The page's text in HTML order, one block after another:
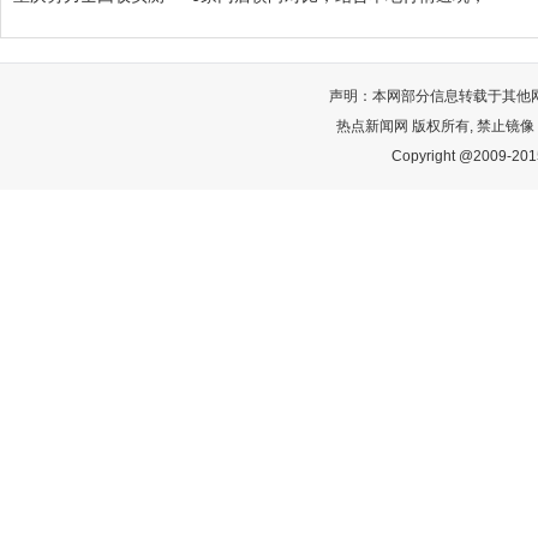
声明：本网部分信息转载于其他
热点新闻网 版权所有, 禁止镜
Copyright @2009-